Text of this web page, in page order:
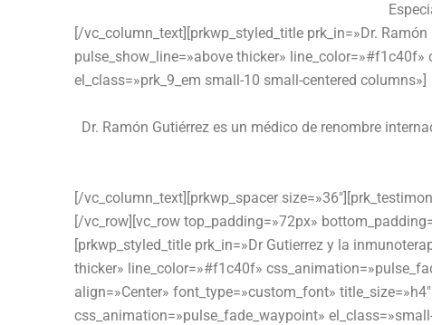
[/vc_column_text][prkwp_styled_title prk_in=»Dr.
pulse_show_line=»above thicker»
el_class=»prk_9_em small-10 small-centered columns»]
Dr. Ramón Gutiérrez es un médico de renombre
[/vc_column_text][prkwp_spacer
[/vc_row][vc_row top_padding=»72px»
[prkwp_styled_title prk_in=»Dr Gutierrez y la
thicker» line_color=»#f1c40f»
align=»Center» font_type=»custom_font»
css_animation=»pulse_fade_waypoint»